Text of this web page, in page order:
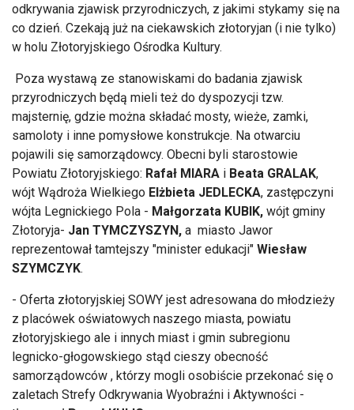
odkrywania zjawisk przyrodniczych, z jakimi stykamy się na
co dzień. Czekają już na ciekawskich złotoryjan (i nie tylko)
w holu Złotoryjskiego Ośrodka Kultury.
Poza wystawą ze stanowiskami do badania zjawisk
przyrodniczych będą mieli też do dyspozycji tzw.
majsternię, gdzie można składać mosty, wieże, zamki,
samoloty i inne pomysłowe konstrukcje. Na otwarciu
pojawili się samorządowcy. Obecni byli starostowie
Powiatu Złotoryjskiego: Rafał MIARA i Beata GRALAK,
wójt Wądroża Wielkiego Elżbieta JEDLECKA, zastępczyni
wójta Legnickiego Pola - Małgorzata KUBIK, wójt gminy
Złotoryja- Jan TYMCZYSZYN, a miasto Jawor
reprezentował tamtejszy "minister edukacji" Wiesław
SZYMCZYK.
- Oferta złotoryjskiej SOWY jest adresowana do młodzieży
z placówek oświatowych naszego miasta, powiatu
złotoryjskiego ale i innych miast i gmin subregionu
legnicko-głogowskiego stąd cieszy obecność
samorządowców , którzy mogli osobiście przekonać się o
zaletach Strefy Odkrywania Wyobraźni i Aktywności -